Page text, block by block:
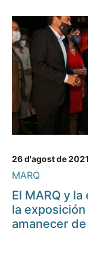
26 d'agost de 2021
MARQ
El MARQ y
la exposición
amanecer de